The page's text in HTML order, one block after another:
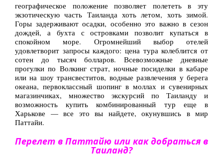
географическое положение позволяет полететь в эту
экзотическую часть Таиланда хоть летом, хоть зимой.
Горы задерживают осадки, особенно это важно в сезон
дождей, а бухта с островками позволит купаться в
спокойном море. Огромнейший выбор отелей
удовлетворит запросы каждого: цена тура колеблится от
сотен до тысяч болларов. Всевозможные дневные
прогулки по Волкинг страт, ночные посиделки в кабаре
или на шоу трансвеститов, водные развлечения у берега
океана, первоклассный шопинг в моллах и сувенирных
магазинчиках, множество экскурсий по Таиланду и
возможность купить комбинированный тур еще в
Харькове — все это вы найдете, окунувшись в мир
Паттайи.
Перелет в Паттайю или как добраться в
Таиланд?